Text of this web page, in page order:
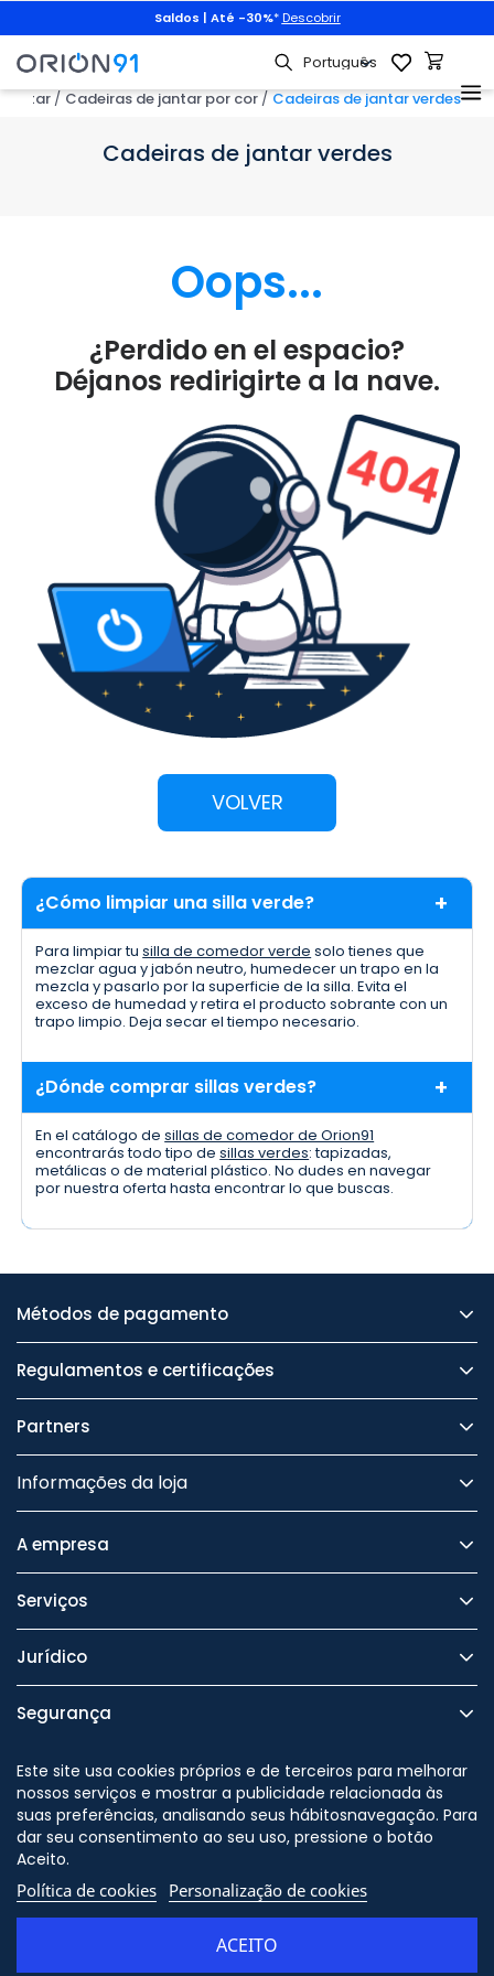
Saldos | Até -30%* Descobrir
jantar Cadeiras de jantar por cor Cadeiras de jantar verdes
Cadeiras de jantar verdes
Oops...
¿Perdido en el espacio?
Déjanos redirigirte a la nave.
VOLVER
¿Cómo limpiar una silla verde?
Para limpiar tusilla de comedor verde solo tienes que
mezclar agua y jabón neutro, humedecer un trapo en la
mezcla y pasarlo por la superficie de la silla. Evita el
exceso de humedad y retira el producto sobrante con un
trapo limpio. Deja secar el tiempo necesario.
¿Dónde comprar sillas verdes?
En el catálogo desillas de comedor de Orion91
encontrarás todo tipo desillas verdes: tapizadas,
metálicas o de material plástico. No dudes en navegar
por nuestra oferta hasta encontrar lo que buscas.
Métodos de pagamento
Regulamentos e certificações
Partners
Informações da loja
A empresa
Serviços
Jurídico
Segurança
Este site usa cookies próprios e de terceiros para melhorar
nossos serviços e mostrar a publicidade relacionada às
suas preferências, analisando seus hábitosnavegação. Para
dar seu consentimento ao seu uso, pressione o botão
Aceito.
Política de cookies Personalização de cookies
ACEITO
Nos siga no
B10982650 - Todos os direitos